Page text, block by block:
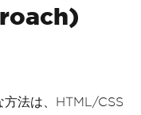
方法は、HTML/CSS